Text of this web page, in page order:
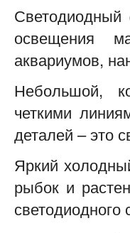
Светодиодный
освещения
аквариумов,
Небольшой,
четкими
деталей – это
Яркий
рыбок и
светодиодного